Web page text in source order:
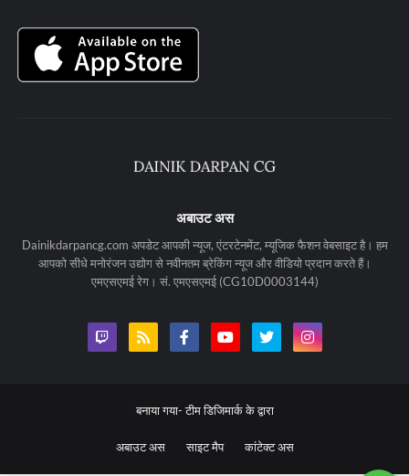
अबाउट अस
Dainikdarpancg.com अपडेट आपकी न्यूज, एंटरटेनमेंट, म्यूजिक फैशन वेबसाइट है। हम
आपको सीधे मनोरंजन उद्योग से नवीनतम ब्रेकिंग न्यूज और वीडियो प्रदान करते हैं।
एमएसएमई रेग। सं. एमएसएमई (CG10D0003144)
बनाया गया-टीम डिजिमार्क के द्वारा
अबाउट अस साइट मैप कांटेक्ट अस